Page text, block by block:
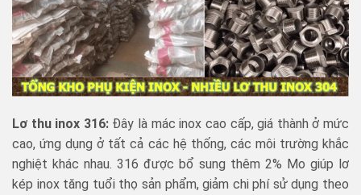
Lơ thu inox 316:Đây là mác inox cao cấp, giá thành ở mức
cao, ứng dụng ở tất cả các hệ thống, các môi trường khắc
nghiệt khác nhau. 316 được bổ sung thêm 2% Mo giúp lơ
kép inox tăng tuổi thọ sản phẩm, giảm chi phí sử dụng theo